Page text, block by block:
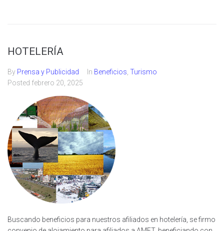
HOTELERÍA
By Prensa y Publicidad In Beneficios Turismo
Posted febrero 20, 2025
Buscando beneficios para nuestros afiliados en hotelería, se firmo